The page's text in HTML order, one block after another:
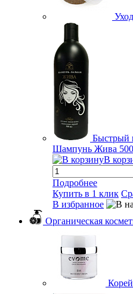
Быстрый
Шампунь Жива
В
Подробнее
Купить в 1 клик
В избранное
Органическая